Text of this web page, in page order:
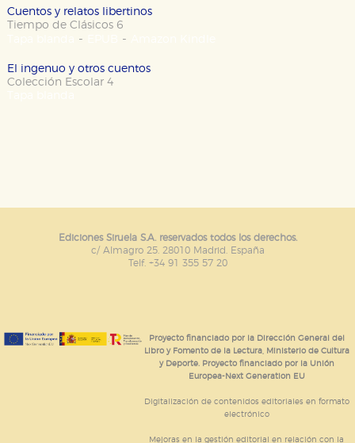
Cuentos y relatos libertinos
Tiempo de Clásicos 6
- -
El ingenuo y otros cuentos
Colección Escolar 4
Ediciones Siruela S.A. reservados todos los derechos.
c/ Almagro 25. 28010 Madrid. España
Telf. +34 91 355 57 20
Proyecto financiado por la Dirección General del
Libro y Fomento de la Lectura, Ministerio de Cultura
y Deporte. Proyecto financiado por la Unión
Europea-Next Generation EU
Digitalización de contenidos editoriales en formato
electrónico
Mejoras en la gestión editorial en relación con la
áreas de nuestra web dejen de funcionar
correctamente.
de navegación y optimizar el funcionamiento de
nuestro sitio web. Almacenan configuraciones de
que se basan en la identificación única de su
GUARDAR CONFIGURACIÓN